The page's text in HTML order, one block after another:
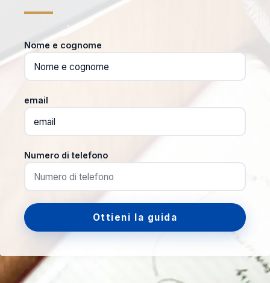
Nome e cognome
email
Numero di telefono
Ottieni la guida